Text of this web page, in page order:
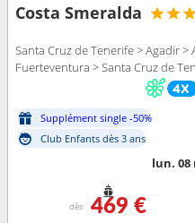
Costa Smeralda
Santa Cruz de Tenerife > Agadir >
Fuerteventura > Santa Cruz de
Supplément single -50%
Club Enfants dès 3 ans
lun. 08
dès 469 €